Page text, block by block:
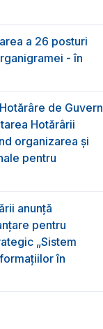
a 26 posturi
- în
de Guvern
Hotărârii
organizarea şi
pentru
anunță
pentru
„Sistem
în